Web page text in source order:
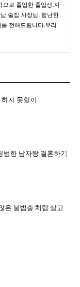
으로 졸업한 졸업생.지
술집 사장님. 험난한
전해드립니다.우리
지 못할까.
범한 남자랑 결혼하기
은 불법충 처럼 살고